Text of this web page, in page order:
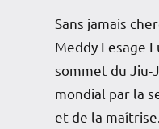
Sans jamais
Meddy Lesage
sommet du Jiu-
mondial par la
et de la